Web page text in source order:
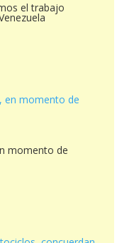
el trabajo
momento de